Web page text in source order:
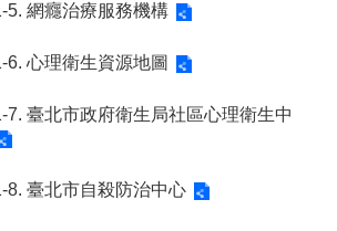
5. 網癮治療服務機構
6. 心理衛生資源地圖
7. 臺北市政府衛生局社區心理衛生中
8. 臺北市自殺防治中心